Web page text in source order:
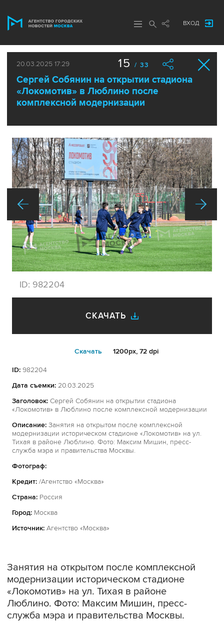
ВХОД
20.03.2025 17:29
Сергей Собянин на открытии стадиона
«Локомотив» в Люблино после
комплексной модернизации
15 / 33
ID: 982204
СКАЧАТЬ
Cкачать 1200px, 72 dpi
ID: 982204
Дата съемки: 20.03.2025
Заголовок: Сергей Собянин на открытии стадиона
«Локомотив» в Люблино после комплексной модернизации
Описание: Занятия на открытом после комплексной
модернизации историческом стадионе «Локомотив» на ул.
Тихая в районе Люблино. Фото: Максим Мишин, пресс-
служба мэра и правительства Москвы.
Фотограф:
Кредит: /Агентство «Москва»
Страна: Россия
Город: Москва
Источник: Агентство «Москва»
Занятия на открытом после комплексной
модернизации историческом стадионе
«Локомотив» на ул. Тихая в районе
Люблино. Фото: Максим Мишин, пресс-
служба мэра и правительства Москвы.